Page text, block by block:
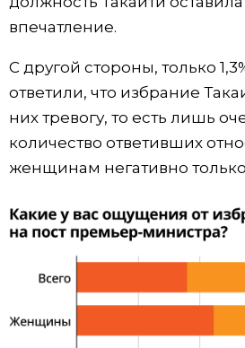
впечатление.
С другой стороны, только
ответили, что избрание
них тревогу, то есть лишь
количество ответивших
женщинам негативно только